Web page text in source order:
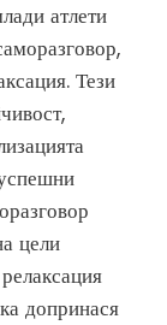
атлети
Тези
цели
допринася